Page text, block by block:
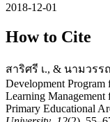
2018-12-01
How to Cite
สาริศรี เ., & นามวรร
Development
Learning
Primary Educational